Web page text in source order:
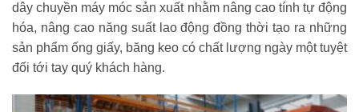
dây chuyền máy móc sản xuất nhằm nâng cao tính tự động
hóa, nâng cao năng suất lao động đồng thời tạo ra những
sản phẩm ống giấy, băng keo có chất lượng ngày một tuyệt
đối tới tay quý khách hàng.